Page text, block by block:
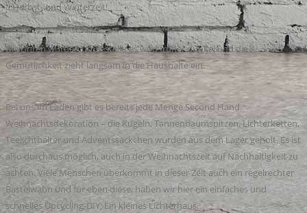
…Herbst- und Winterzeit!
Die Uhren wurden umgestellt, es wird früher dunkel und die
Gemütlichkeit zieht langsam in die Haushalte ein.
Bei uns im Laden gibt es bereits jede Menge Second Hand
Weihnachtsdekoration – die Kugeln, Tannenbaumspitzen, Lichterketten,
Teelichthalter und Adventssäckchen wurden aus dem Lager geholt. Es ist
also durchaus möglich, auch in der Weihnachtszeit auf Nachhaltigkeit zu
achten. Viele Menschen überkommt in dieser Zeit auch ein regelrechter
Bastelwahn und für eben diese, haben wir hier ein einfaches und
schnelles Upcycling-DIY: Ein kleines Lichterhaus.